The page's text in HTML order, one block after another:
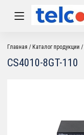
Главная Каталог продукции
CS4010-8GT-110